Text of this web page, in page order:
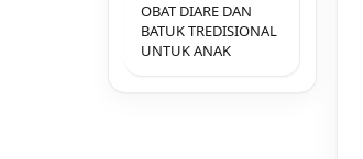
OBAT DIARE DAN
BATUK TREDISIONAL
UNTUK ANAK